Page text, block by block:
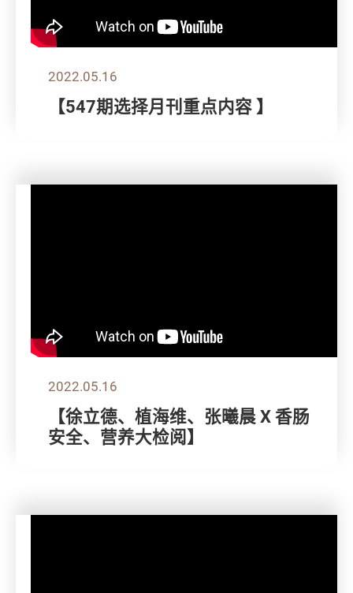
2022.05.16
【547期选择月刊重点内容 】
2022.05.16
【徐立德、植海维、张曦晨 X 香肠
安全、营养大检阅】